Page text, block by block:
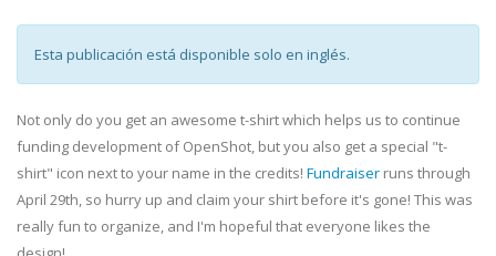
Esta publicación está disponible solo en inglés.
Not only do you get an awesome t-shirt which helps us to continue
funding development of OpenShot, but you also get a special "t-
shirt" icon next to your name in the credits! Fundraiser runs through
April 29th, so hurry up and claim your shirt before it's gone! This was
really fun to organize, and I'm hopeful that everyone likes the